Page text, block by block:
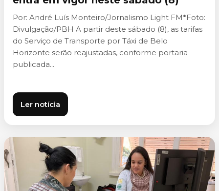
Por: André Luís Monteiro/Jornalismo Light FM*Foto:
Divulgação/PBH A partir deste sábado (8), as tarifas
do Serviço de Transporte por Táxi de Belo
Horizonte serão reajustadas, conforme portaria
publicada...
Ler notícia